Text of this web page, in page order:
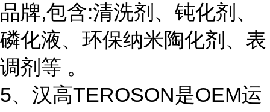
品牌,包含:清洗剂、钝化剂、
磷化液、环保纳米陶化剂、表
调剂等 。
5、汉高TEROSON是OEM运